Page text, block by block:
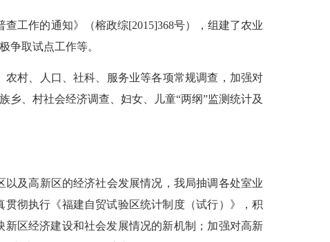
查工作的通知》（榕政综[2015]368号），组建了农业
争取试点工作等。
村、人口、社科、服务业等各项常规调查，加强对
乡、村社会经济调查、妇女、儿童“两纲”监测统计及
及高新区的经济社会发展情况，我局抽调各处室业
彻执行《福建自贸试验区统计制度（试行）》，积
区经济建设和社会发展情况的新机制；加强对高新